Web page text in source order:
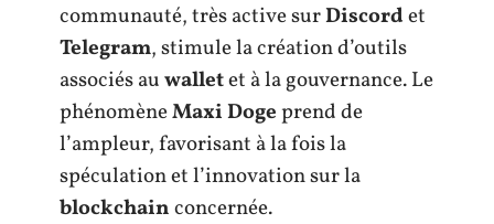
communauté, très active surDiscordet
Telegram, stimule la création d’outils
associés auwalletet à la gouvernance. Le
phénomèneMaxi Dogeprend de
l’ampleur, favorisant à la fois la
spéculation et l’innovation sur la
blockchainconcernée.